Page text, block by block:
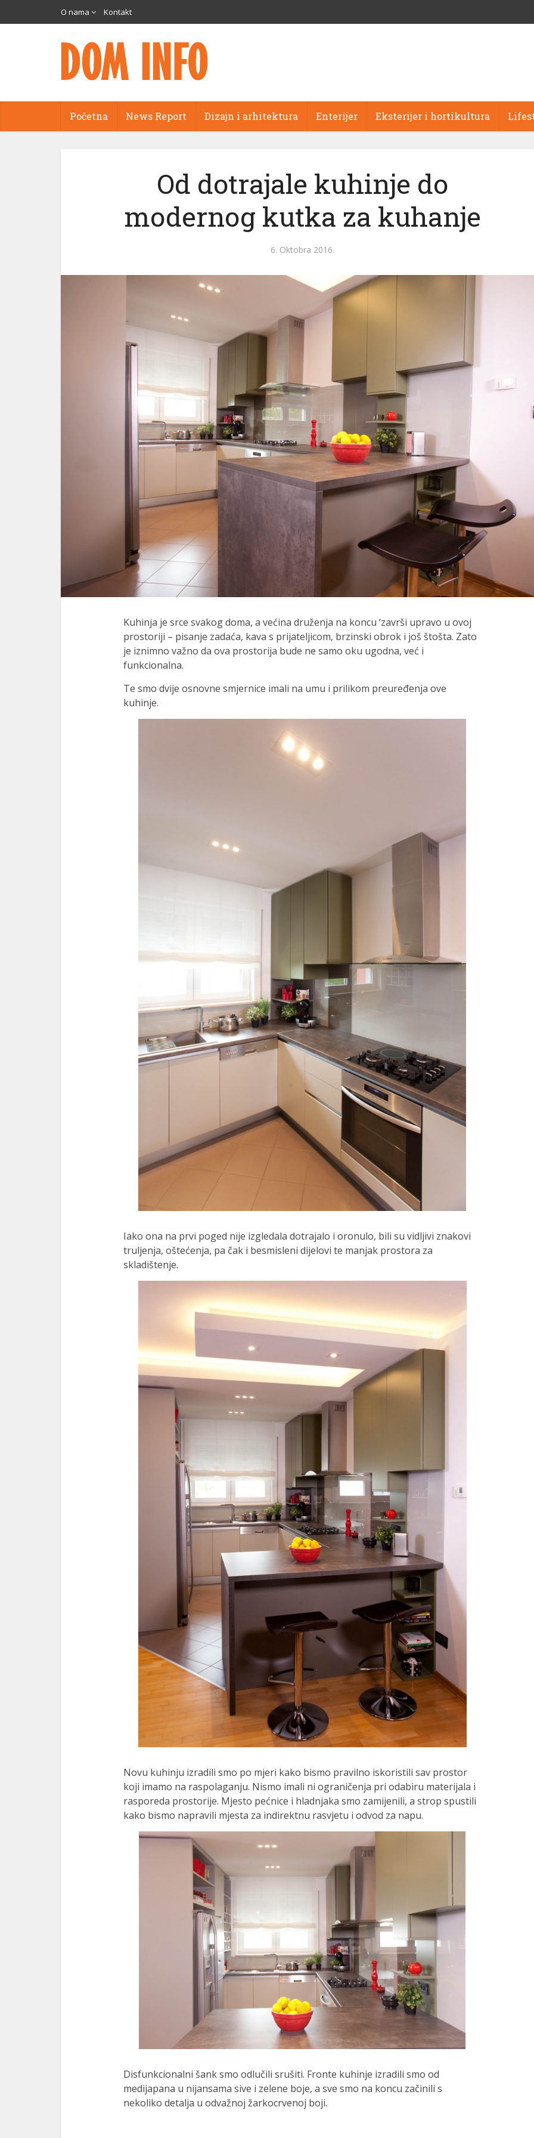
O nama Kontakt
Početna News Report Dizajn i arhitektura Enterijer Eksterijer i hortikultura
Od dotrajale kuhinje do
modernog kutka za kuhanje
6. Oktobra 2016.
Kuhinja je srce svakog doma, a većina druženja na koncu ‘završi upravo u ovoj
prostoriji – pisanje zadaća, kava s prijateljicom, brzinski obrok i još štošta. Zato
je iznimno važno da ova prostorija bude ne samo oku ugodna, već i
funkcionalna.
Te smo dvije osnovne smjernice imali na umu i prilikom preuređenja ove
kuhinje.
Iako ona na prvi poged nije izgledala dotrajalo i oronulo, bili su vidljivi znakovi
truljenja, oštećenja, pa čak i besmisleni dijelovi te manjak prostora za
skladištenje.
Novu kuhinju izradili smo po mjeri kako bismo pravilno iskoristili sav prostor
koji imamo na raspolaganju. Nismo imali ni ograničenja pri odabiru materijala i
rasporeda prostorije. Mjesto pećnice i hladnjaka smo zamijenili, a strop spustili
kako bismo napravili mjesta za indirektnu rasvjetu i odvod za napu.
Disfunkcionalni šank smo odlučili srušiti. Fronte kuhinje izradili smo od
medijapana u nijansama sive i zelene boje, a sve smo na koncu začinili s
nekoliko detalja u odvažnoj žarkocrvenoj boji.